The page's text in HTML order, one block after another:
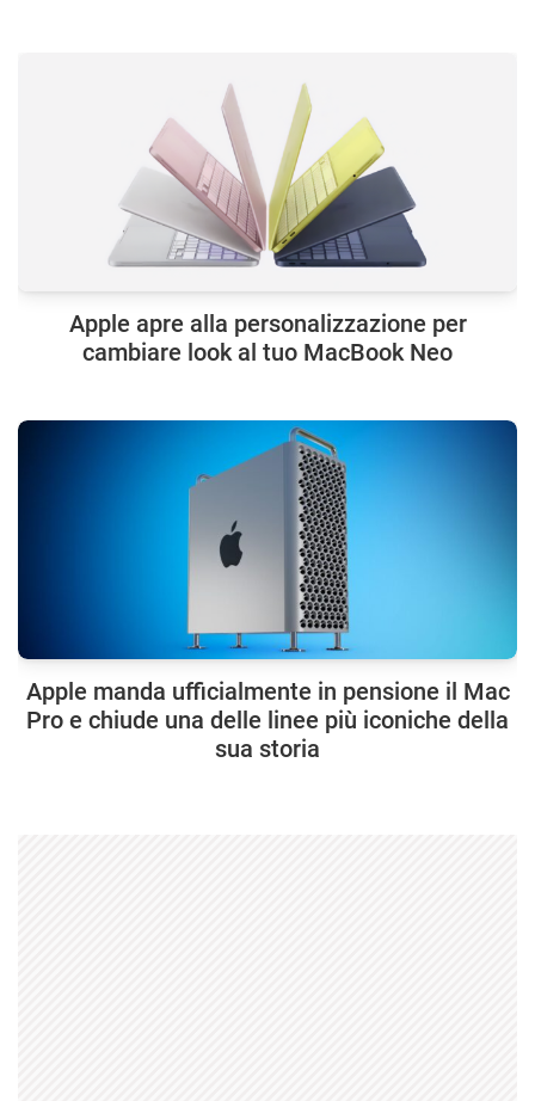
Apple apre alla personalizzazione per
cambiare look al tuo MacBook Neo
Apple manda ufficialmente in pensione il Mac
Pro e chiude una delle linee più iconiche della
sua storia